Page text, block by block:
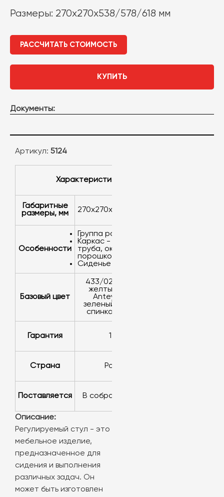
Размеры: 270x270x538/578/618 мм
РАССЧИТАТЬ СТОИМОСТЬ
КУПИТЬ
Документы:
Артикул: 5124
характеристики
Габаритные
размеры, мм
270x270x538/578/618
Особенности
группа роста: 1,2,3
каркас - круглая
труба, окраска
порошковая
сиденье полумягкое
Базовый цвет
433/02, RAL 9016,
желтый, белый,
Antey Apple-
зеленый, RAL 9016,
спинка-RAL 6018
Гарантия
Страна Россия
Поставляется в собранном виде
Описание:
Регулируемый стул - это
мебельное изделие,
предназначенное для
сидения и выполнения
различных задач. Он
может быть изготовлен